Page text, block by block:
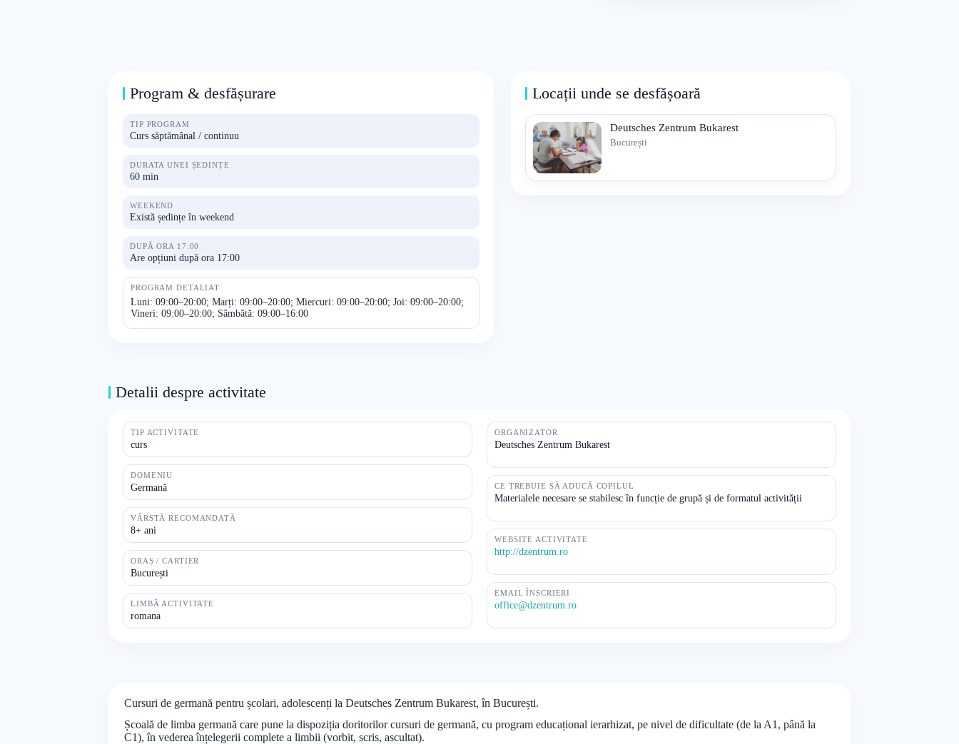
Program & desfășurare
TIP PROGRAM
Curs săptămânal / continuu
DURATA UNEI ȘEDINȚE
60 min
WEEKEND
Există ședințe în weekend
DUPĂ ORA 17:00
Are opțiuni după ora 17:00
PROGRAM DETALIAT
Luni: 09:00–20:00; Marți: 09:00–20:00; Miercuri: 09:00–20:00; Joi: 09:00–20:00;
Vineri: 09:00–20:00; Sâmbătă: 09:00–16:00
Locații unde se desfășoară
Deutsches Zentrum Bukarest
București
Detalii despre activitate
TIP ACTIVITATE
curs
DOMENIU
Germană
VÂRSTĂ RECOMANDATĂ
8+ ani
ORAȘ / CARTIER
București
LIMBĂ ACTIVITATE
romana
ORGANIZATOR
Deutsches Zentrum Bukarest
CE TREBUIE SĂ ADUCĂ COPILUL
Materialele necesare se stabilesc în funcție de grupă și de formatul activității
WEBSITE ACTIVITATE
http://dzentrum.ro
EMAIL ÎNSCRIERI
office@dzentrum.ro
Cursuri de germană pentru școlari, adolescenți la Deutsches Zentrum Bukarest, în București.
Școală de limba germană care pune la dispoziția doritorilor cursuri de germană, cu program educațional ierarhizat, pe nivel de dificultate (de la A1, până la
C1), în vederea înțelegerii complete a limbii (vorbit, scris, ascultat).